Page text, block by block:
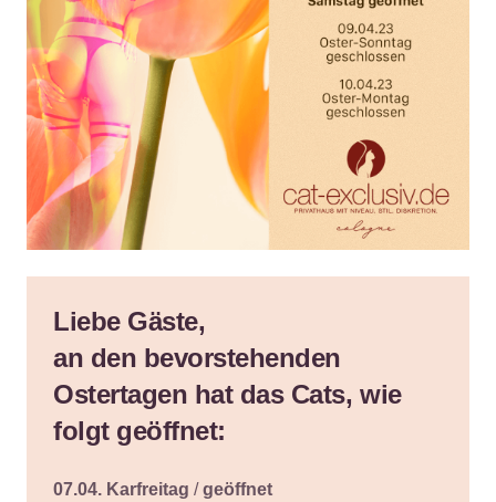
Liebe Gäste,
an den bevorstehenden
Ostertagen hat das Cats, wie
folgt geöffnet:
07.04. Karfreitag /geöffnet